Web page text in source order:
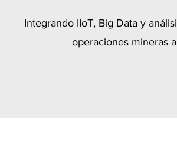
Integrando IIoT, Big Data y
operaciones mineras